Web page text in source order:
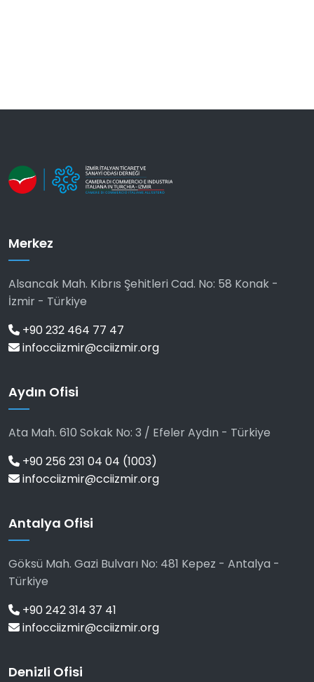
Merkez
Alsancak Mah. Kıbrıs Şehitleri Cad. No: 58 Konak -
İzmir - Türkiye
+90 232 464 77 47
infocciizmir@cciizmir.org
Aydın Ofisi
Ata Mah. 610 Sokak No: 3 / Efeler Aydın - Türkiye
+90 256 231 04 04 (1003)
infocciizmir@cciizmir.org
Antalya Ofisi
Göksü Mah. Gazi Bulvarı No: 481 Kepez - Antalya -
Türkiye
+90 242 314 37 41
infocciizmir@cciizmir.org
Denizli Ofisi